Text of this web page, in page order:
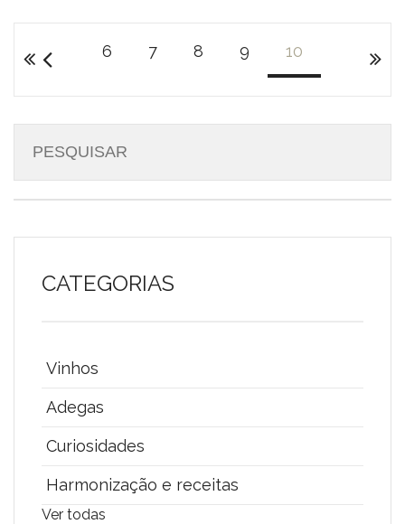
6 7 8 9 10
CATEGORIAS
Vinhos
Adegas
Curiosidades
Harmonização e receitas
Ver todas